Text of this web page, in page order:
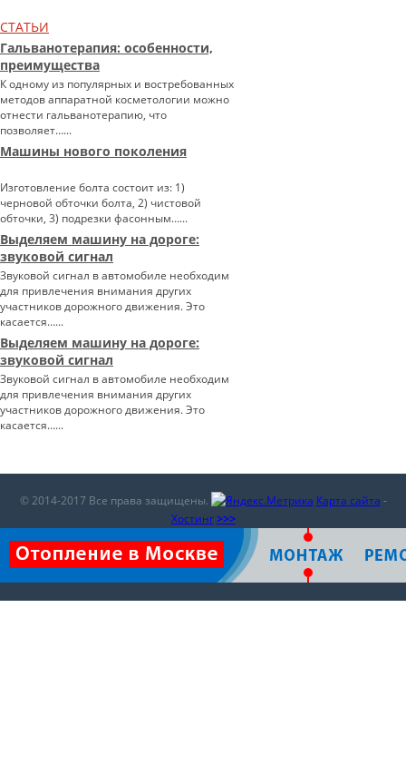
СТАТЬИ
Гальванотерапия: особенности,
преимущества
К одному из популярных и востребованных
методов аппаратной косметологии можно
отнести гальванотерапию, что
позволяет…...
Машины нового поколения
Изготовление болта состоит из: 1)
черновой обточки болта, 2) чистовой
обточки, 3) подрезки фасонным…...
Выделяем машину на дороге:
звуковой сигнал
Звуковой сигнал в автомобиле необходим
для привлечения внимания других
участников дорожного движения. Это
касается…...
Выделяем машину на дороге:
звуковой сигнал
Звуковой сигнал в автомобиле необходим
для привлечения внимания других
участников дорожного движения. Это
касается…...
© 2014-2017 Все права защищены. Карта сайта -
Хостинг >>>